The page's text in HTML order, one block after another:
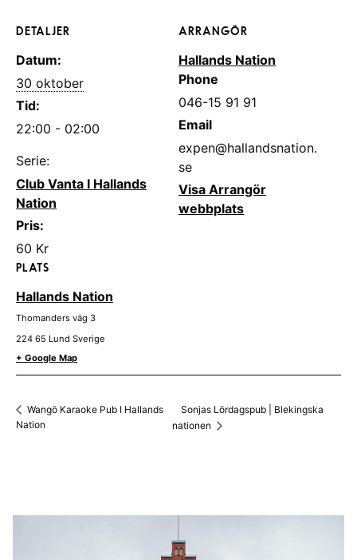
DETALJER
Datum:
30 oktober
Tid:
22:00 - 02:00
Serie:
Club Vanta I Hallands
Nation
Pris:
60 Kr
PLATS
Hallands Nation
Thomanders väg 3
224 65 Lund Sverige
+ Google Map
ARRANGÖR
Hallands Nation
Phone
046-15 91 91
Email
expen@hallandsnation.
se
Visa Arrangör
webbplats
Wangö Karaoke Pub I Hallands
Nation
Sonjas Lördagspub | Blekingska
nationen